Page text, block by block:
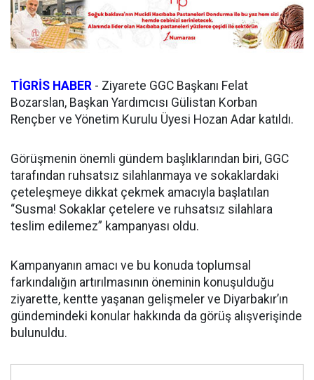
TİGRİS HABER - Ziyarete GGC Başkanı Felat
Bozarslan, Başkan Yardımcısı Gülistan Korban
Rençber ve Yönetim Kurulu Üyesi Hozan Adar katıldı.
Görüşmenin önemli gündem başlıklarından biri, GGC
tarafından ruhsatsız silahlanmaya ve sokaklardaki
çeteleşmeye dikkat çekmek amacıyla başlatılan
“Susma! Sokaklar çetelere ve ruhsatsız silahlara
teslim edilemez” kampanyası oldu.
Kampanyanın amacı ve bu konuda toplumsal
farkındalığın artırılmasının öneminin konuşulduğu
ziyarette, kentte yaşanan gelişmeler ve Diyarbakır’ın
gündemindeki konular hakkında da görüş alışverişinde
bulunuldu.